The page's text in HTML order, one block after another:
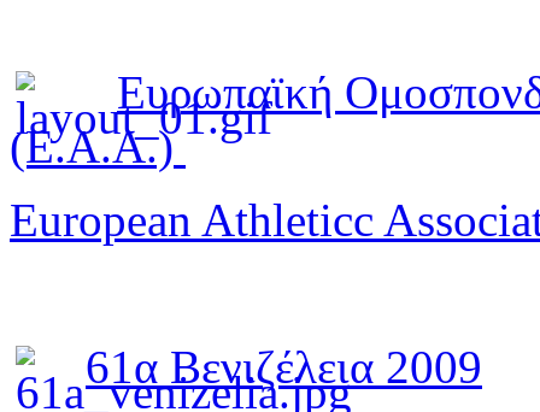
Ευρωπαϊκή
(E.A.A.)
European Athleticc
61α Βενιζέλεια 2009